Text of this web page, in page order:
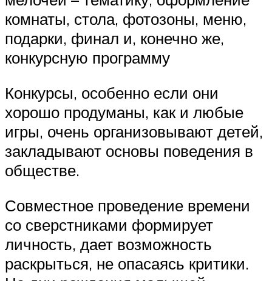
комнаты, стола, фотозоны, меню,
подарки, финал и, конечно же,
конкурсную программу
Конкурсы, особенно если они
хорошо продуманы, как и любые
игры, очень организовывают детей,
закладывают основы поведения в
обществе.
Совместное проведение времени
со сверстниками формирует
личность, дает возможность
раскрыться, не опасаясь критики.